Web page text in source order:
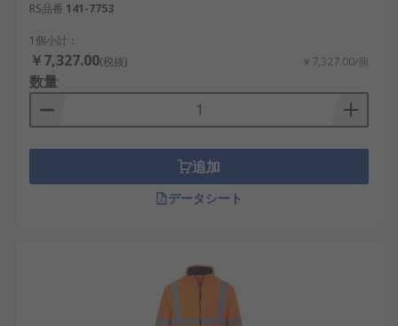
RS品番 141-7753
1個小計：
￥7,327.00(税抜) ￥7,327.00/個
数量
追加
データシート